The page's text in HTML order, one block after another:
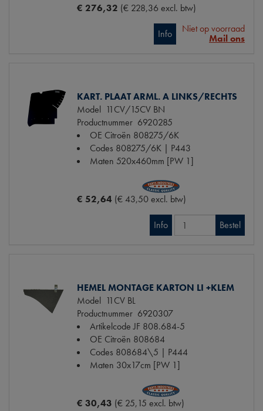
€ 276,32 (€ 228,36 excl. btw)
Info
Niet op voorraad
Mail ons
KART. PLAAT ARML. A LINKS/RECHTS
Model 11CV/15CV BN
Productnummer 6920285
OE Citroën 808275/6K
Codes 808275/6K | P443
Maten 520x460mm [PW 1]
€ 52,64 (€ 43,50 excl. btw)
Info Bestel
HEMEL MONTAGE KARTON LI +KLEM
Model 11CV BL
Productnummer 6920307
Artikelcode JF 808.684-5
OE Citroën 808684
Codes 808684\5 | P444
Maten 30x17cm [PW 1]
€ 30,43 (€ 25,15 excl. btw)